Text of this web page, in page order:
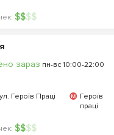
$$$$
зараз пн-вс 10:00-22:00
Героїв Праці
Героїв
праці
$$$$